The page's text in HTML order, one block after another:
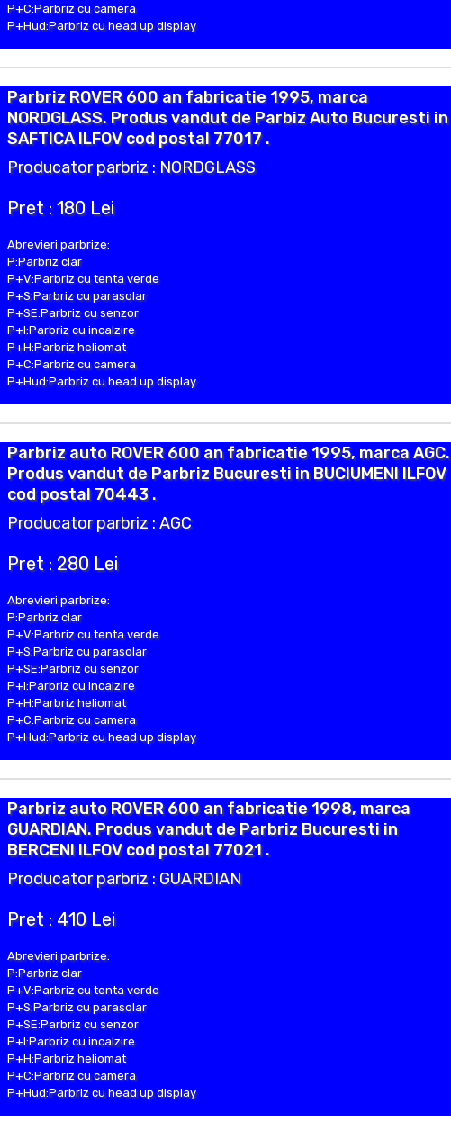
P+C:Parbriz cu camera
P+Hud:Parbriz cu head up display
Parbriz ROVER 600 an fabricatie 1995, marca
NORDGLASS. Produs vandut de Parbiz Auto Bucuresti in
SAFTICA ILFOV cod postal 77017 .
Producator parbriz : NORDGLASS
Pret : 180 Lei
Abrevieri parbrize:
P:Parbriz clar
P+V:Parbriz cu tenta verde
P+S:Parbriz cu parasolar
P+SE:Parbriz cu senzor
P+I:Parbriz cu incalzire
P+H:Parbriz heliomat
P+C:Parbriz cu camera
P+Hud:Parbriz cu head up display
Parbriz auto ROVER 600 an fabricatie 1995, marca AGC.
Produs vandut de Parbriz Bucuresti in BUCIUMENI ILFOV
cod postal 70443 .
Producator parbriz : AGC
Pret : 280 Lei
Abrevieri parbrize:
P:Parbriz clar
P+V:Parbriz cu tenta verde
P+S:Parbriz cu parasolar
P+SE:Parbriz cu senzor
P+I:Parbriz cu incalzire
P+H:Parbriz heliomat
P+C:Parbriz cu camera
P+Hud:Parbriz cu head up display
Parbriz auto ROVER 600 an fabricatie 1998, marca
GUARDIAN. Produs vandut de Parbriz Bucuresti in
BERCENI ILFOV cod postal 77021 .
Producator parbriz : GUARDIAN
Pret : 410 Lei
Abrevieri parbrize:
P:Parbriz clar
P+V:Parbriz cu tenta verde
P+S:Parbriz cu parasolar
P+SE:Parbriz cu senzor
P+I:Parbriz cu incalzire
P+H:Parbriz heliomat
P+C:Parbriz cu camera
P+Hud:Parbriz cu head up display